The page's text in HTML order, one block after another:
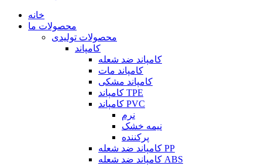
خانه
محصولات ما
محصولات تولیدی
کامپاند
کامپاند ضد شعله
کامپاند مات
کامپاند مشکی
کامپاند TPE
کامپاند PVC
نرم
نیمه خشک
پرکننده
کامپاند ضد شعله PP
کامپاند ضد شعله ABS